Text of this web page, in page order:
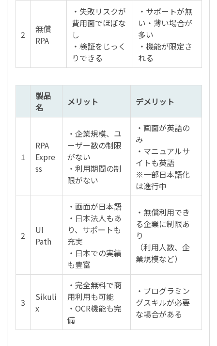
2
無償
RPA
・失敗リスクが
費用面でほぼな
し
・検証をじっく
りできる
・サポートが無
い・薄い場合が
多い
・機能が限定さ
れる
製品
名
メリット デメリット
1
RPA
Expre
ss
・企業規模、ユ
ーザー数の制限
がない
・利用期間の制
限がない
・画面が英語の
み
・マニュアルサ
イトも英語
※一部日本語化
は進行中
2
UI
Path
・画面が日本語
・日本法人もあ
り、サポートも
充実
・日本での実績
も豊富
・無償利用でき
る企業に制限あ
り
（利用人数、企
業規模など）
3
Sikuli
x
・完全無料で商
用利用も可能
・OCR機能も完
備
・プログラミン
グスキルが必要
な場合がある